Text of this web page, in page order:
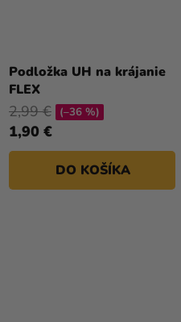
Podložka UH na krájanie
FLEX
1,90 €
2,99 € (–36 %)
DO KOŠÍKA